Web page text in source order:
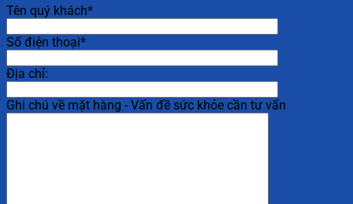
Tên quý khách*
Số điện thoại*
Địa chỉ:
Ghi chú về mặt hàng - Vấn đề sức khỏe cần tư vấn